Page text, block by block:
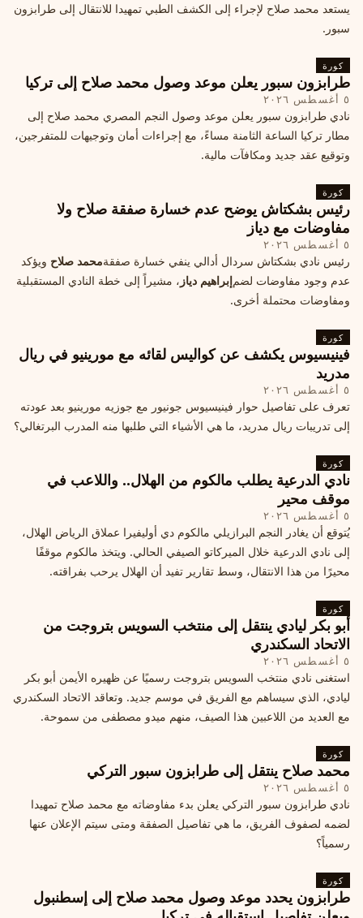
يستعد محمد صلاح لإجراء إلى الكشف الطبي تمهيدا للانتقال إلى طرابزون
سبور.
كورة
طرابزون سبور يعلن موعد وصول محمد صلاح إلى تركيا
٥ أغسطس ٢٠٢٦
نادي طرابزون سبور يعلن موعد وصول النجم المصري محمد صلاح إلى
مطار تركيا الساعة الثامنة مساءً، مع إجراءات أمان وتوجيهات للمتفرجين،
وتوقيع عقد جديد ومكافآت مالية.
كورة
رئيس بشكتاش يوضح عدم خسارة صفقة صلاح ولا
مفاوضات مع دياز
٥ أغسطس ٢٠٢٦
رئيس نادي بشكتاش سردال أدالي ينفي خسارة صفقةمحمد صلاح ويؤكد
عدم وجود مفاوضات لضمإبراهيم دياز ، مشيراً إلى خطة النادي المستقبلية
ومفاوضات محتملة أخرى.
كورة
فينيسيوس يكشف عن كواليس لقائه مع مورينيو في ريال
مدريد
٥ أغسطس ٢٠٢٦
تعرف على تفاصيل حوار فينيسيوس جونيور مع جوزيه مورينيو بعد عودته
إلى تدريبات ريال مدريد، ما هي الأشياء التي طلبها منه المدرب البرتغالي؟
كورة
نادي الدرعية يطلب مالكوم من الهلال.. واللاعب في
موقف محير
٥ أغسطس ٢٠٢٦
يُتوقع أن يغادر النجم البرازيلي مالكوم دي أوليفيرا عملاق الرياض الهلال،
إلى نادي الدرعية خلال الميركاتو الصيفي الحالي. ويتخذ مالكوم موقفًا
محيرًا من هذا الانتقال، وسط تقارير تفيد أن الهلال يرحب بفراقته.
كورة
أبو بكر ليادي ينتقل إلى منتخب السويس بتروجت من
الاتحاد السكندري
٥ أغسطس ٢٠٢٦
استغنى نادي منتخب السويس بتروجت رسميًا عن ظهيره الأيمن أبو بكر
ليادي، الذي سيساهم مع الفريق في موسم جديد. وتعاقد الاتحاد السكندري
مع العديد من اللاعبين هذا الصيف، منهم ميدو مصطفى من سموحة.
كورة
محمد صلاح ينتقل إلى طرابزون سبور التركي
٥ أغسطس ٢٠٢٦
نادي طرابزون سبور التركي يعلن بدء مفاوضاته مع محمد صلاح تمهيدا
لضمه لصفوف الفريق، ما هي تفاصيل الصفقة ومتى سيتم الإعلان عنها
رسمياً؟
كورة
طرابزون يحدد موعد وصول محمد صلاح إلى إسطنبول